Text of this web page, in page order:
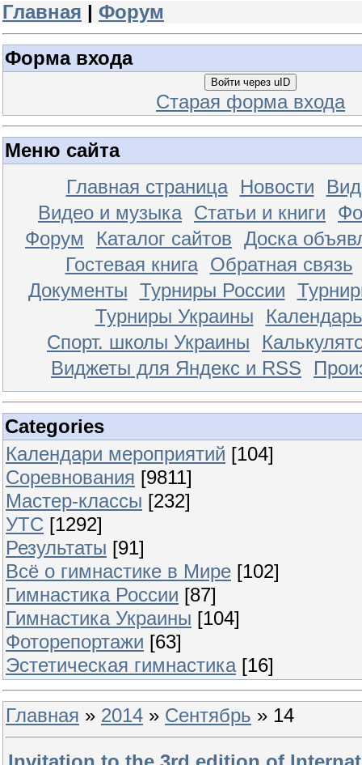
Главная | Форум
Форма входа
Войти через uID
Старая форма входа
Меню сайта
Главная страница
Новости
Видео и музыка Статьи и книги
Форум
Каталог сайтов Доска
Гостевая книга
Обратная связь
Документы Турниры России
Турниры Украины
Спорт. школы Украины
Виджеты для Яндекс и RSS
Categories
Календари мероприятий [104]
Соревнования [9811]
Мастер-классы [232]
УТС [1292]
Результаты [91]
Всё о гимнастике в Мире [102]
Гимнастика России [87]
Гимнастика Украины [104]
Фоторепортажи [63]
Эстетическая гимнастика [16]
Главная » 2014 » Сентябрь » 14